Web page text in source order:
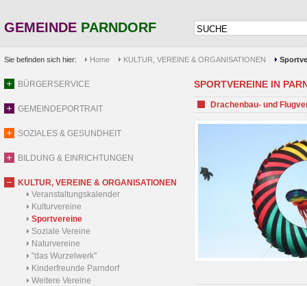
GEMEINDE PARNDORF
Sie befinden sich hier: Home KULTUR, VEREINE & ORGANISATIONEN
BÜRGERSERVICE
GEMEINDEPORTRAIT
SOZIALES & GESUNDHEIT
BILDUNG & EINRICHTUNGEN
KULTUR, VEREINE & ORGANISATIONEN
Veranstaltungskalender
Kulturvereine
Sportvereine
Soziale Vereine
Naturvereine
"das Wurzelwerk"
Kinderfreunde Parndorf
Weitere Vereine
SPORTVEREINE IN
Drachenbau- und